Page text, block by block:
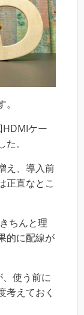
ケー
。
え、導入前
正直なとこ
ちんと理
的に配線が
使う前に
考えておく